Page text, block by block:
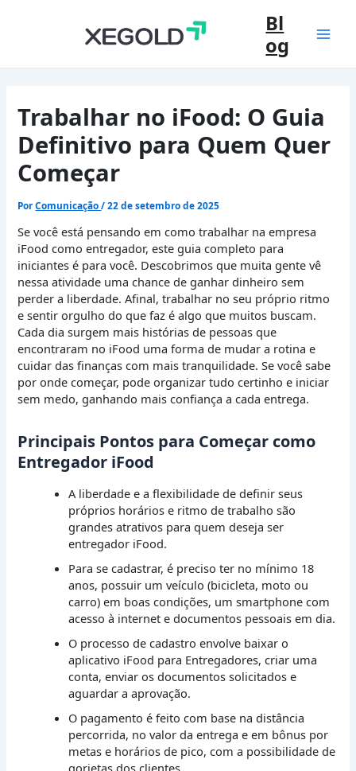
Bl
og
Trabalhar no iFood: O Guia
Definitivo para Quem Quer
Começar
PorComunicação/22 de setembro de 2025
Se você está pensando em como trabalhar na empresa
iFood como entregador, este guia completo para
iniciantes é para você. Descobrimos que muita gente vê
nessa atividade uma chance de ganhar dinheiro sem
perder a liberdade. Afinal, trabalhar no seu próprio ritmo
e sentir orgulho do que faz é algo que muitos buscam.
Cada dia surgem mais histórias de pessoas que
encontraram no iFood uma forma de mudar a rotina e
cuidar das finanças com mais tranquilidade. Se você sabe
por onde começar, pode organizar tudo certinho e iniciar
sem medo, ganhando mais confiança a cada entrega.
Principais Pontos para Começar como
Entregador iFood
A liberdade e a flexibilidade de definir seus
próprios horários e ritmo de trabalho são
grandes atrativos para quem deseja ser
entregador iFood.
Para se cadastrar, é preciso ter no mínimo 18
anos, possuir um veículo (bicicleta, moto ou
carro) em boas condições, um smartphone com
acesso à internet e documentos pessoais em dia.
O processo de cadastro envolve baixar o
aplicativo iFood para Entregadores, criar uma
conta, enviar os documentos solicitados e
aguardar a aprovação.
O pagamento é feito com base na distância
percorrida, no valor da entrega e em bônus por
metas e horários de pico, com a possibilidade de